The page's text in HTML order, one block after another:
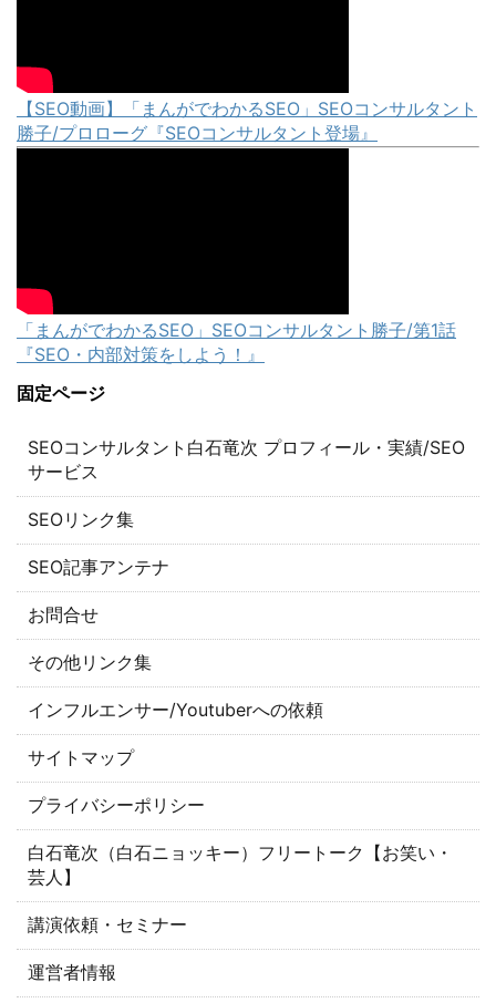
【SEO動画】「まんがでわかるSEO」SEOコンサルタント
勝子/プロローグ『SEOコンサルタント登場』
「まんがでわかるSEO」SEOコンサルタント勝子/第1話
『SEO・内部対策をしよう！』
固定ページ
SEOコンサルタント白石竜次 プロフィール・実績/SEO
サービス
SEOリンク集
SEO記事アンテナ
お問合せ
その他リンク集
インフルエンサー/Youtuberへの依頼
サイトマップ
プライバシーポリシー
白石竜次（白石ニョッキー）フリートーク【お笑い・
芸人】
講演依頼・セミナー
運営者情報